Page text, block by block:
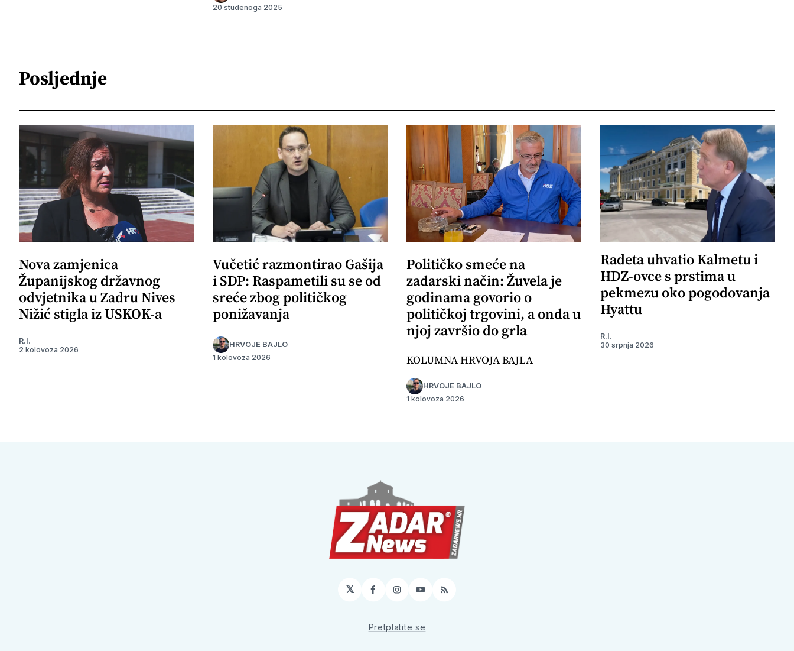
20 studenoga 2025
Posljednje
Nova zamjenica
Županijskog državnog
odvjetnika u Zadru Nives
Nižić stigla iz USKOK-a
R.I.
2 kolovoza 2026
Vučetić razmontirao Gašija
i SDP: Raspametili su se od
sreće zbog političkog
ponižavanja
HRVOJE BAJLO
1 kolovoza 2026
Političko smeće na
zadarski način: Žuvela je
godinama govorio o
političkoj trgovini, a onda u
njoj završio do grla
KOLUMNA HRVOJA BAJLA
HRVOJE BAJLO
1 kolovoza 2026
Radeta uhvatio Kalmetu i
HDZ-ovce s prstima u
pekmezu oko pogodovanja
Hyattu
R.I.
30 srpnja 2026
𝕏 Facebook
Instagram
YouTube
RSS
Pretplatite se